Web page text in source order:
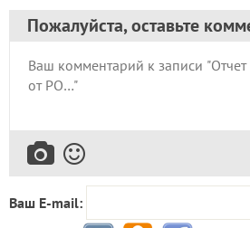
Пожалуйста, оставьте
Ваш E-mail: